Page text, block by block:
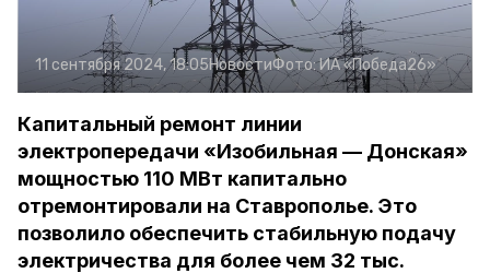
11 сентября 2024, 18:05НовостиФото:ИА «Победа26»
Капитальный ремонт линии
электропередачи «Изобильная — Донская»
мощностью 110 МВт капитально
отремонтировали на Ставрополье. Это
позволило обеспечить стабильную подачу
электричества для более чем 32 тыс.